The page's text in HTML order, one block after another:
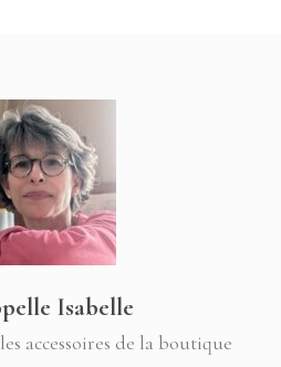
Isabelle
accessoires de la boutique